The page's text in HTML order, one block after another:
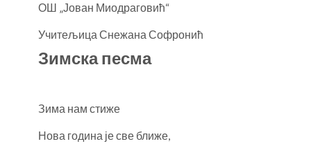
ОШ „Јован Миодраговић“
Учитељица Снежана Софронић
Зимска песма
Зима нам стиже
Нова година је све ближе,